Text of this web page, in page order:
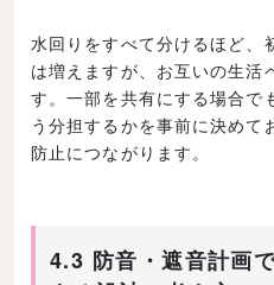
水回りをすべて分けるほど、
は増えますが、お互いの生活
す。一部を共有にする場合で
う分担するかを事前に決めて
防止につながります。
4.3 防音・遮音計画